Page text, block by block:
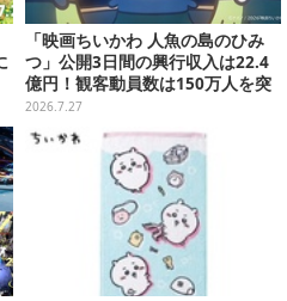
「映画ちいかわ 人魚の島のひみ
つ」公開3日間の興行収入は22.4
億円！観客動員数は150万人を突
破
2026.7.27